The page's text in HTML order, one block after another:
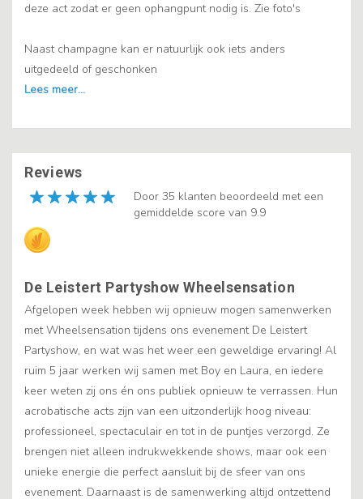
deze act zodat er geen ophangpunt nodig is. Zie foto's
Naast champagne kan er natuurlijk ook iets anders
uitgedeeld of geschonken
Reviews
Door 35 klanten beoordeeld met een
gemiddelde score van 9.9
De Leistert Partyshow Wheelsensation
Afgelopen week hebben wij opnieuw mogen samenwerken
met Wheelsensation tijdens ons evenement De Leistert
Partyshow, en wat was het weer een geweldige ervaring! Al
ruim 5 jaar werken wij samen met Boy en Laura, en iedere
keer weten zij ons én ons publiek opnieuw te verrassen. Hun
acrobatische acts zijn van een uitzonderlijk hoog niveau:
professioneel, spectaculair en tot in de puntjes verzorgd. Ze
brengen niet alleen indrukwekkende shows, maar ook een
unieke energie die perfect aansluit bij de sfeer van ons
evenement. Daarnaast is de samenwerking altijd ontzettend